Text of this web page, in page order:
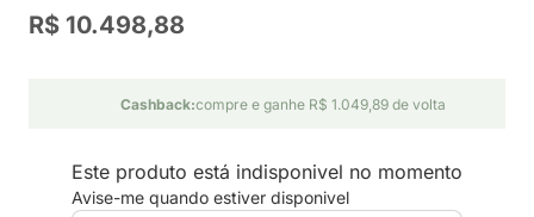
R$ 10.498,88
Cashback:compre e ganhe R$ 1.049,89 de volta
Este produto está indisponivel no momento
Avise-me quando estiver disponivel